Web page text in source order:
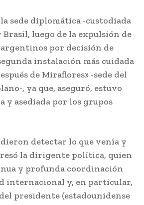
sede diplomática -custodiada
Brasil, luego de la expulsión de
por decisión de
instalación más cuidada
de Miraflores» -sede del
, ya que, aseguró, estuvo
y asediada por los grupos
detectar lo que venía y
la dirigente política, quien
y profunda coordinación
internacional y, en particular,
presidente (estadounidense